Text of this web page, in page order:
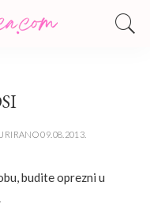
09.08.2013.
budite oprezni u